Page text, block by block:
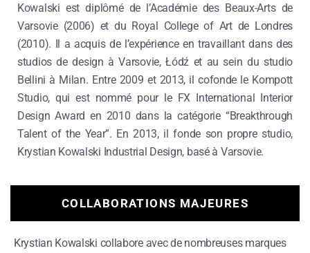
Kowalski est diplômé de l’Académie des Beaux-Arts de
Varsovie (2006) et du Royal College of Art de Londres
(2010). Il a acquis de l’expérience en travaillant dans des
studios de design à Varsovie, Łódź et au sein du studio
Bellini à Milan. Entre 2009 et 2013, il cofonde le Kompott
Studio, qui est nommé pour le FX International Interior
Design Award en 2010 dans la catégorie “Breakthrough
Talent of the Year”. En 2013, il fonde son propre studio,
Krystian Kowalski Industrial Design, basé à Varsovie.
COLLABORATIONS MAJEURES
Krystian Kowalski collabore avec de nombreuses marques